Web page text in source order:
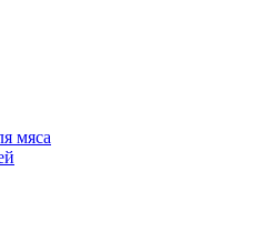
мяса